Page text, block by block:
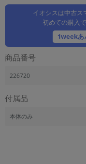
イオシスは中古ス
初めての購入
1weekあ
商品番号
226720
付属品
本体のみ
シリーズ
商品シリーズ名・ブランド名の絞り込
「iPhone」「Xperia」「Galaxy」など
メーカー
製造、販売メーカーの絞り込み
商品の搭載機能による絞り込み
「5G対応」「防水」「ワンセグ」など
ドライブ